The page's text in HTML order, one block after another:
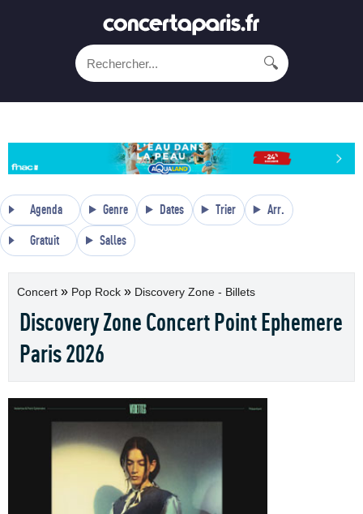
🔍
Agenda Genre Dates Trier Arr.
Gratuit Salles
Concert » Pop Rock » Discovery Zone - Billets
Discovery Zone Concert Point Ephemere
Paris 2026